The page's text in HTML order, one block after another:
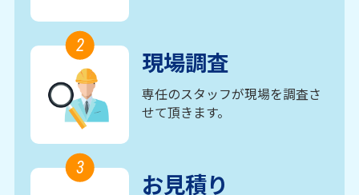
2
現場調査
専任のスタッフが現場を調査さ
せて頂きます。
3
お見積り